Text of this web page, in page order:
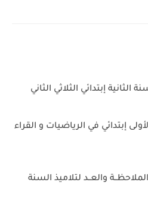
إبتدائي الثلاثي الثاني
إبتدائي في الرياضيات و القراء
والعــد لتلاميذ السنة